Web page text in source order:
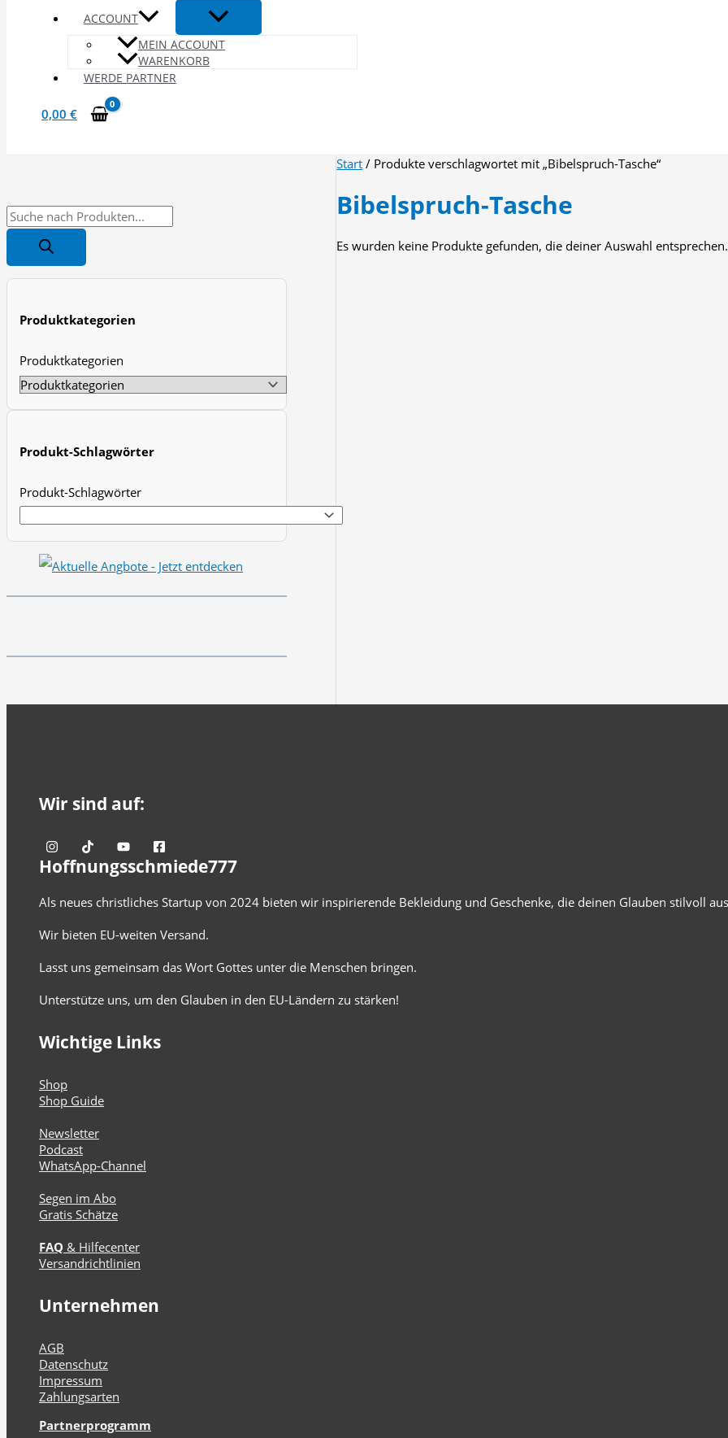
ACCOUNT
MEIN ACCOUNT
WARENKORB
WERDE PARTNER
0,00 €
P
o
s
Produktkategorien
Produktkategorien
Produkt-Schlagwörter
Produkt-Schlagwörter
Start / Produkte verschlagwortet mit „Bibelspruch-Tasche“
Bibelspruch-Tasche
Es wurden keine Produkte gefunden, die deiner Auswahl entsprechen.
Wir sind auf:
Hoffnungsschmiede777
Als neues christliches Startup von 2024 bieten wir inspirierende Bekleidung und Geschenke, die deinen Glauben stilvoll
Wir bieten EU-weiten Versand.
Lasst uns gemeinsam das Wort Gottes unter die Menschen bringen.
Unterstütze uns, um den Glauben in den EU-Ländern zu stärken!
Wichtige Links
Shop
Shop Guide
Newsletter
Podcast
WhatsApp-Channel
Segen im Abo
Gratis Schätze
FAQ & Hilfecenter
Versandrichtlinien
Unternehmen
AGB
Datenschutz
Impressum
Zahlungsarten
Partnerprogramm